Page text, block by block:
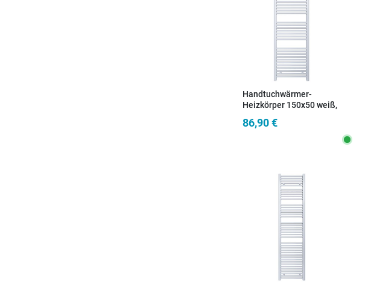
Handtuchwärmer-
Heizkörper 150x50 weiß,
86,90 €